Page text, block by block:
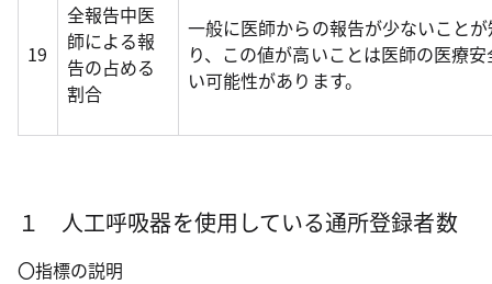
19
全報告中医
師による報
告の占める
割合
一般に医師からの報告が少ないこと
り、この値が高いことは医師の医療
い可能性があります。
１ 人工呼吸器を使用している通所登録者数
〇指標の説明